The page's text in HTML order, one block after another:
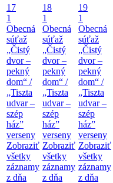
17
1
Obecná
súťaž
„Čistý
dvor –
pekný
dom“ /
„Tiszta
udvar –
szép
ház”
verseny
Zobraziť
všetky
záznamy
z dňa
18
1
Obecná
súťaž
„Čistý
dvor –
pekný
dom“ /
„Tiszta
udvar –
szép
ház”
verseny
Zobraziť
všetky
záznamy
z dňa
19
1
Obecná
súťaž
„Čistý
dvor –
pekný
dom“ /
„Tiszta
udvar –
szép
ház”
verseny
Zobraziť
všetky
záznamy
z dňa